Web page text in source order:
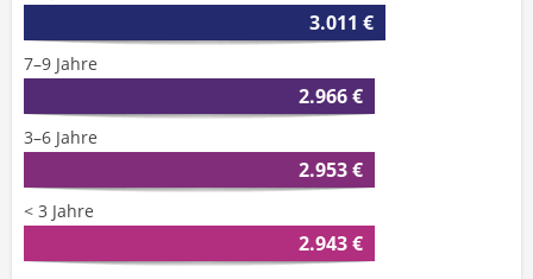
3.011 €
7–9 Jahre
2.966 €
3–6 Jahre
2.953 €
< 3 Jahre
2.943 €